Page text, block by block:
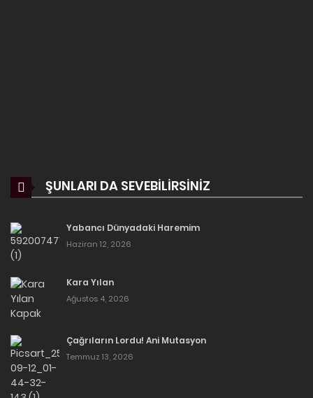
ŞUNLARI DA SEVEBILIRSINIZ
Yabancı Dünyadaki Haremim
Haziran 12, 2026
Kara Yılan
Ağustos 4, 2026
Çağrıların Lordu! Ani Mutasyon
Temmuz 13, 2026